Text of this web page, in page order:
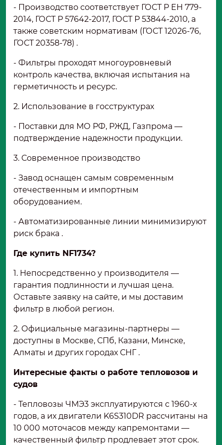
- Производство соответствует ГОСТ Р ЕН 779-
2014, ГОСТ Р 57642-2017, ГОСТ Р 53844-2010, а
также советским нормативам (ГОСТ 12026-76,
ГОСТ 20358-78) .
- Фильтры проходят многоуровневый
контроль качества, включая испытания на
герметичность и ресурс.
2. Использование в госструктурах
- Поставки для МО РФ, РЖД, Газпрома —
подтверждение надежности продукции.
3. Современное производство
- Завод оснащен самым современным
отечественным и импортным
оборудованием.
- Автоматизированные линии минимизируют
риск брака .
Где купить NF1734?
1. Непосредственно у производителя —
гарантия подлинности и лучшая цена.
Оставьте заявку на сайте, и мы доставим
фильтр в любой регион.
2. Официальные магазины-партнеры —
доступны в Москве, СПб, Казани, Минске,
Алматы и других городах СНГ .
Интересные факты о работе тепловозов и
судов
- Тепловозы ЧМЭ3 эксплуатируются с 1960-х
годов, а их двигатели K6S310DR рассчитаны на
10 000 моточасов между капремонтами —
качественный фильтр продлевает этот срок.